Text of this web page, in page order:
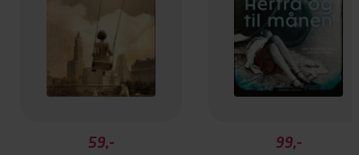
59,-
99,-